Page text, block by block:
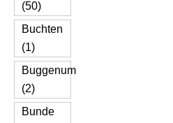
(50)
Buchten
(1)
Buggenum
(2)
Bunde